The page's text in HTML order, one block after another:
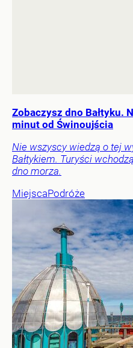
Zobaczysz dno Bałtyku.
minut od Świnoujścia
Nie wszyscy wiedzą o tej
Bałtykiem. Turyści
dno morza.
MiejscaPodróże